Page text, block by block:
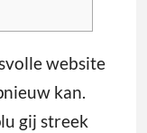
website
kan.
gij streek